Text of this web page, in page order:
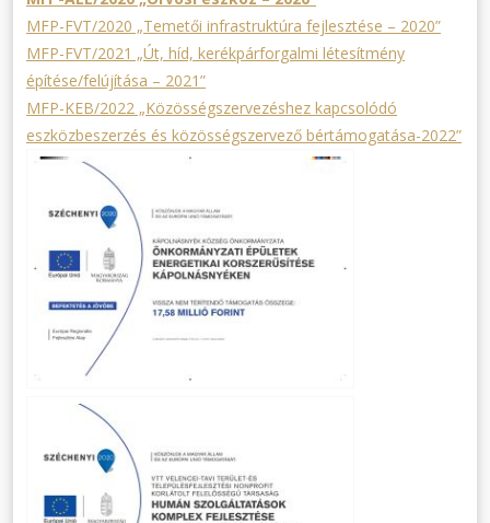
MFP-FVT/2020 „Temetői infrastruktúra fejlesztése – 2020”
MFP-FVT/2021 „Út, híd, kerékpárforgalmi létesítmény
építése/felújítása – 2021”
MFP-KEB/2022 „Közösségszervezéshez kapcsolódó
eszközbeszerzés és közösségszervező bértámogatása-2022”